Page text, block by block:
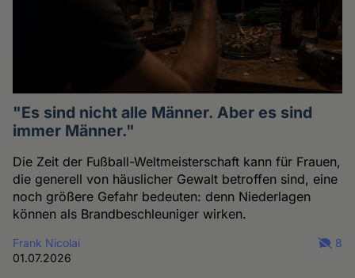
"Es sind nicht alle Männer. Aber es sind
immer Männer."
Die Zeit der Fußball-Weltmeisterschaft kann für Frauen,
die generell von häuslicher Gewalt betroffen sind, eine
noch größere Gefahr bedeuten: denn Niederlagen
können als Brandbeschleuniger wirken.
Frank Nicolai
01.07.2026
8